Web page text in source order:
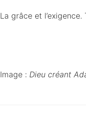
La grâce et
Image : Dieu créant